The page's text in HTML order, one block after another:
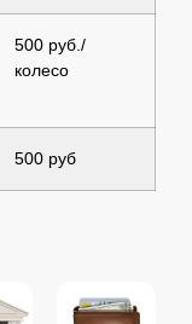
500 руб./
колесо
500 руб